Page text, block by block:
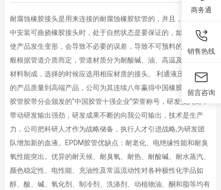
耐腐蚀橡胶接头是用来连接的耐腐蚀橡胶软管的，并且，要求管道
中安装可曲挠橡胶接头时，处于自然状态是要保证的，如果人为的
使产品发生变形，会导致不必要的误差，导致不可预料的后果。一
般根据管道介质而定，管道材质分为耐酸碱、油、高温及其他特殊
材料制成，选择的时候应选用相应材质的接头。 利通液压以稳定
的产品质量到高端产品，公司为其连续八年赢得中国橡胶工业协会
胶管胶带分会颁发的“中国胶管十强企业”荣誉称号，研发投入高，
带动研发输出强劲，研发成果不断的向我公司输出，技术是生产
力，公司把科研人才作为战略储备，执行人才引进战略,为研发团
队增加新的血液。EPDM胶管优缺点：耐老化、电绝缘性能和耐臭
氧性能突出。优异的耐天候、耐臭氧、耐热、耐酸碱、耐水蒸汽、
颜色稳定性、电性能、充油性及常温流动性对各种极性化学品如
醇、酸、碱、氧化剂、制冷剂、洗涤剂、动植物油、酮和脂等均有
商务通
销售热线
留言咨询